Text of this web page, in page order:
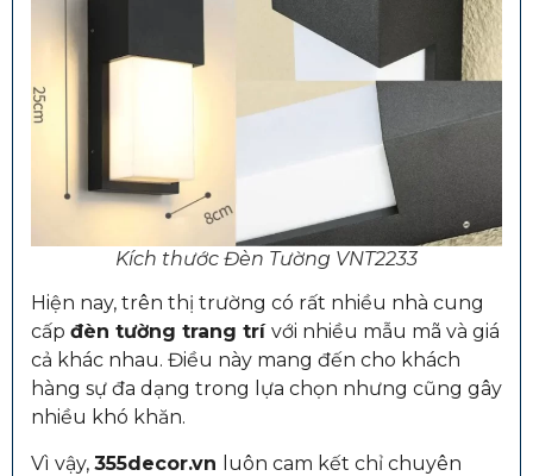
Kích thước Đèn Tường VNT2233
Hiện nay, trên thị trường có rất nhiều nhà cung
cấp đèn tường trang trí với nhiều mẫu mã và giá
cả khác nhau. Điều này mang đến cho khách
hàng sự đa dạng trong lựa chọn nhưng cũng gây
nhiều khó khăn.
Vì vậy, 355decor.vn
luôn cam kết chỉ chuyên